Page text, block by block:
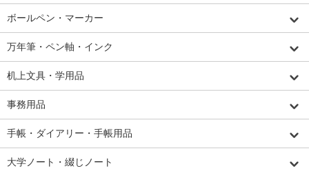
ボールペン・マーカー
万年筆・ペン軸・インク
机上文具・学用品
事務用品
手帳・ダイアリー・手帳用品
大学ノート・綴じノート